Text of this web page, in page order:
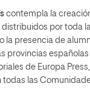
contempla la
por toda
la presencia de
provincias
de Europa
todas las